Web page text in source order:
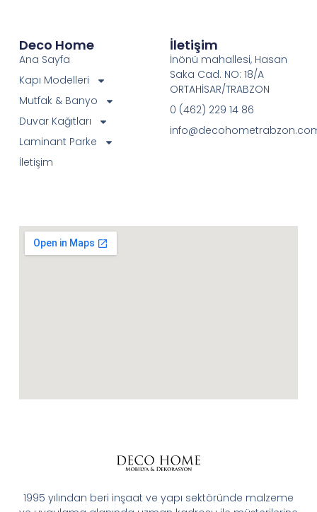
1995 yılından beri inşaat ve yapı sektöründe malzeme
Deco Home
Ana Sayfa
Kapı Modelleri
Mutfak & Banyo
Duvar Kağıtları
Laminant Parke
İletişim
İletişim
İnönü mahallesi, Hasan
Saka Cad. NO: 18/A
ORTAHİSAR/TRABZON
0 (462) 229 14 86